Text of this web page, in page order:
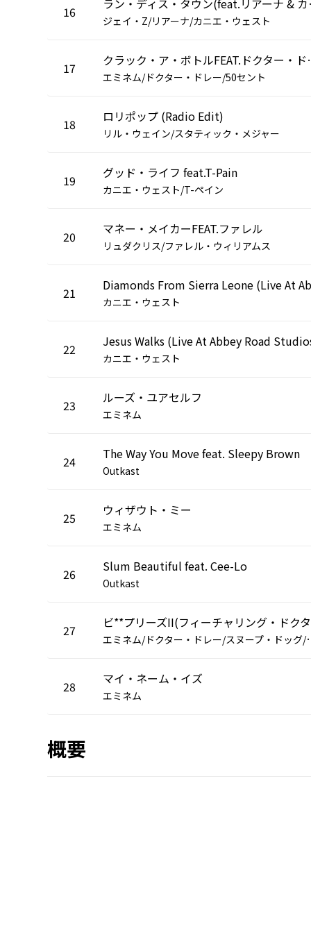
16
ジェイ・Z/リアーナ/カニエ・ウェスト
17 クラック・
エミネム/ドクター・ドレー/50セント
18 ロリポップ (Radio Edit)
リル・ウェイン/スタティック・メジャー
19 グッド・ライフ feat.T-Pain
カニエ・ウェスト/T-ペイン
20 マネー・メイカーFEAT.ファレル
リュダクリス/ファレル・ウィリアムス
21
カニエ・ウェスト
22 Jesus Walks (Live At Abbey Road
カニエ・ウェスト
23 ルーズ・ユアセルフ
エミネム
24 The Way You Move feat. Sleepy Brown
Outkast
25 ウィザウト・ミー
エミネム
26 Slum Beautiful feat. Cee-Lo
Outkast
27 ミネム/ドクター・
28 マイ・ネーム・イズ
エミネム
概要